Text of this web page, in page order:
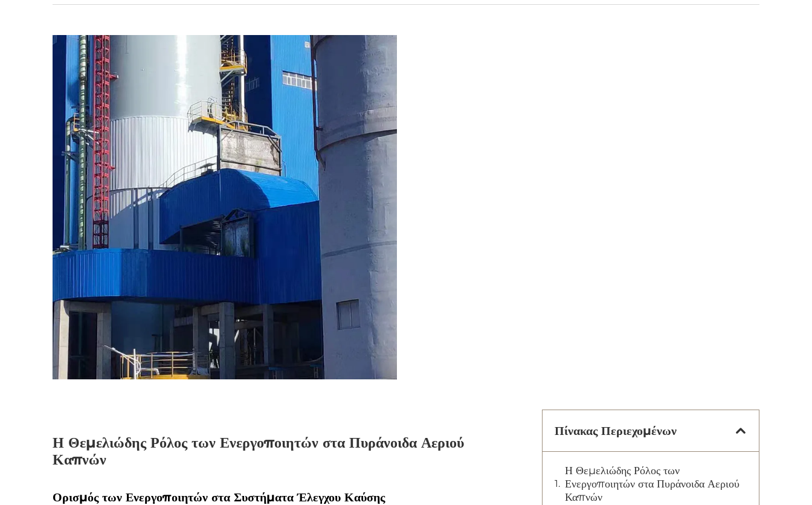
Η Θεμελιώδης Ρόλος των Ενεργοποιητών στα Πυράνοιδα Αεριού
Καπνών
Ορισμός των Ενεργοποιητών στα Συστήματα Έλεγχου Καύσης
Πίνακας Περιεχομένων
Η Θεμελιώδης Ρόλος των
Ενεργοποιητών στα Πυράνοιδα Αεριού
Καπνών